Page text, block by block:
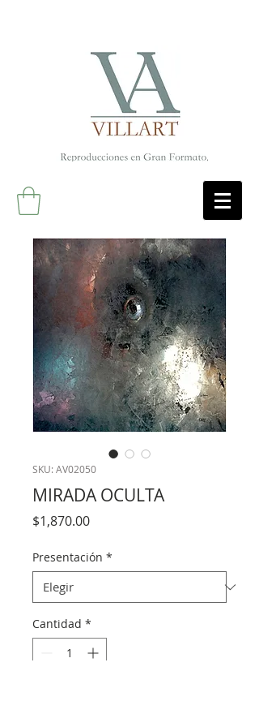
SKU: AV02050
MIRADA OCULTA
$1,870.00Precio
Presentación *
Cantidad *